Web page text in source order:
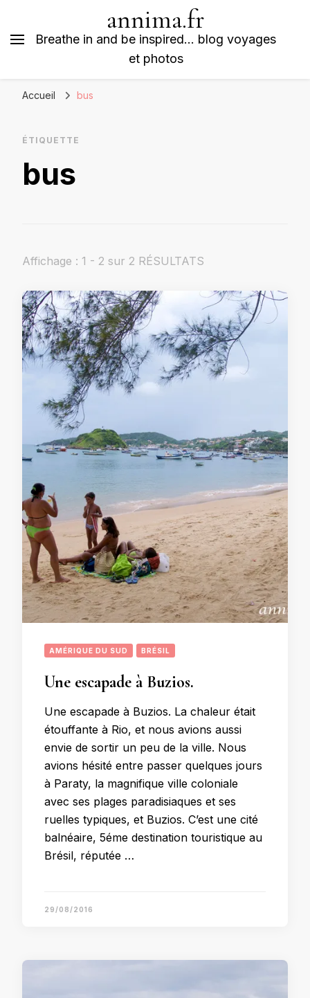
annima.fr
Breathe in and be inspired… blog voyages
et photos
Accueil bus
ÉTIQUETTE
bus
Affichage : 1 - 2 sur 2 RÉSULTATS
AMÉRIQUE DU SUD BRÉSIL
Une escapade à Buzios.
Une escapade à Buzios. La chaleur était
étouffante à Rio, et nous avions aussi
envie de sortir un peu de la ville. Nous
avions hésité entre passer quelques jours
à Paraty, la magnifique ville coloniale
avec ses plages paradisiaques et ses
ruelles typiques, et Buzios. C’est une cité
balnéaire, 5éme destination touristique au
Brésil, réputée …
29/08/2016